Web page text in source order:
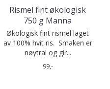
Rismel fint økologisk
750 g Manna
Økologisk fint rismel laget
av 100% hvit ris. Smaken er
nøytral og gir...
99,-